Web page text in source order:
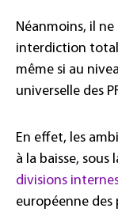
Néanmoins, il
interdiction
même si au
universelle des
En effet, les
à la baisse, sous
divisions
européenne des